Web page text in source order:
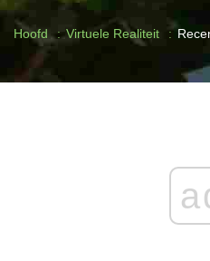
Hoofd Virtuele Realiteit